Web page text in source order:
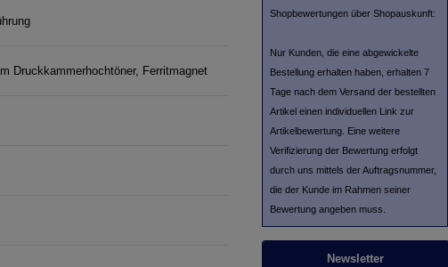
Druckkammerhochtöner, Ferritmagnet
Shopbewertungen über Shopauskunft:
Nur Kunden, die eine abgewickelte
Bestellung erhalten haben, erhalten 7
Tage nach dem Versand der bestellten
Artikel einen individuellen Link zur
Artikelbewertung. Eine weitere
Verifizierung der Bewertung erfolgt
durch uns mittels der Auftragsnummer,
die der Kunde im Rahmen seiner
Bewertung angeben muss.
Newsletter